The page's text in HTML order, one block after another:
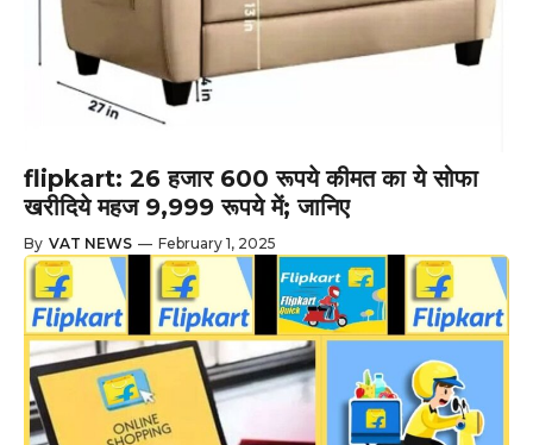
flipkart: 26 हजार 600 रूपये कीमत का ये सोफा
खरीदिये महज 9,999 रूपये में; जानिए
By VAT NEWS — February 1, 2025